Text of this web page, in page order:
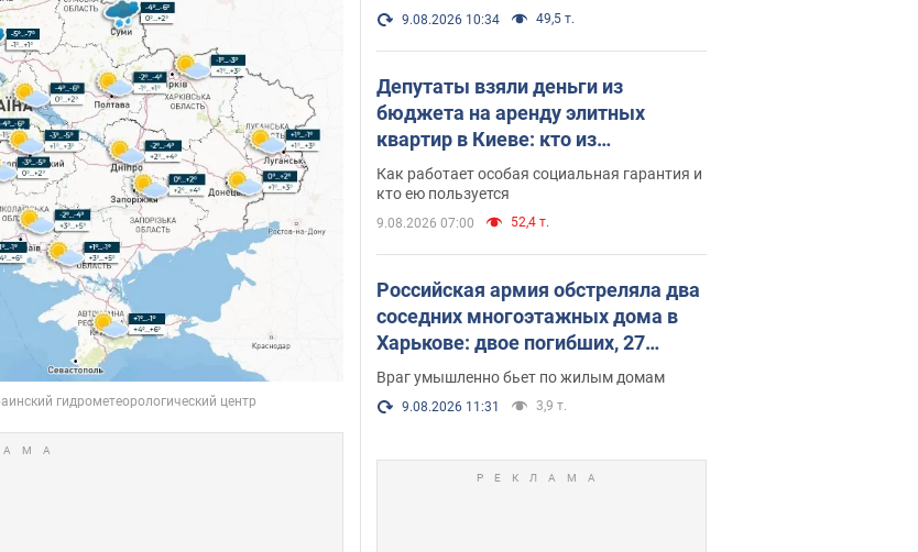
9.08.2026 10:34 49,5 т.
Депутаты взяли деньги из
бюджета на аренду элитных
квартир в Киеве: кто из
парламентариев просил средства
и где поселился
Как работает особая социальная гарантия и
кто ею пользуется
9.08.2026 07:00 52,4 т.
Российская армия обстреляла два
соседних многоэтажных дома в
Харькове: двое погибших, 27
пострадавших
Враг умышленно бьет по жилым домам
9.08.2026 11:31 3,9 т.